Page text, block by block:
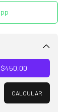
CALCULAR